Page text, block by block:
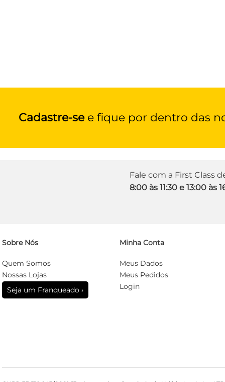
Cadastre-see fique por dentro das
Fale com a First Class
8:00 às 11:30 e 13:00 às
Sobre Nós
Quem Somos
Nossas Lojas
Seja um Franqueado ›
Minha Conta
Meus Dados
Meus Pedidos
Login